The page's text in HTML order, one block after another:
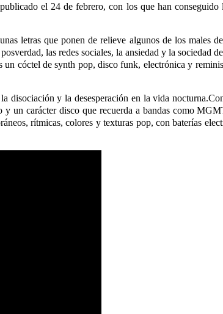
el 24 de febrero, con los que han conseguido
letras que ponen de relieve algunos de los males
las redes sociales, la ansiedad y la sociedad
cóctel de synth pop, disco funk, electrónica y
disociación y la desesperación en la vida
un carácter disco que recuerda a bandas como
rítmicas, colores y texturas pop, con baterías